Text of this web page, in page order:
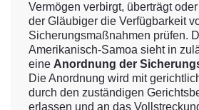
Vermögen verbirgt, überträgt
der Gläubiger die Verfügbarkeit
Sicherungsmaßnahmen prüfen.
Amerikanisch-Samoa sieht in
eine Anordnung der
Die Anordnung wird mit
durch den zuständigen
erlassen und an das